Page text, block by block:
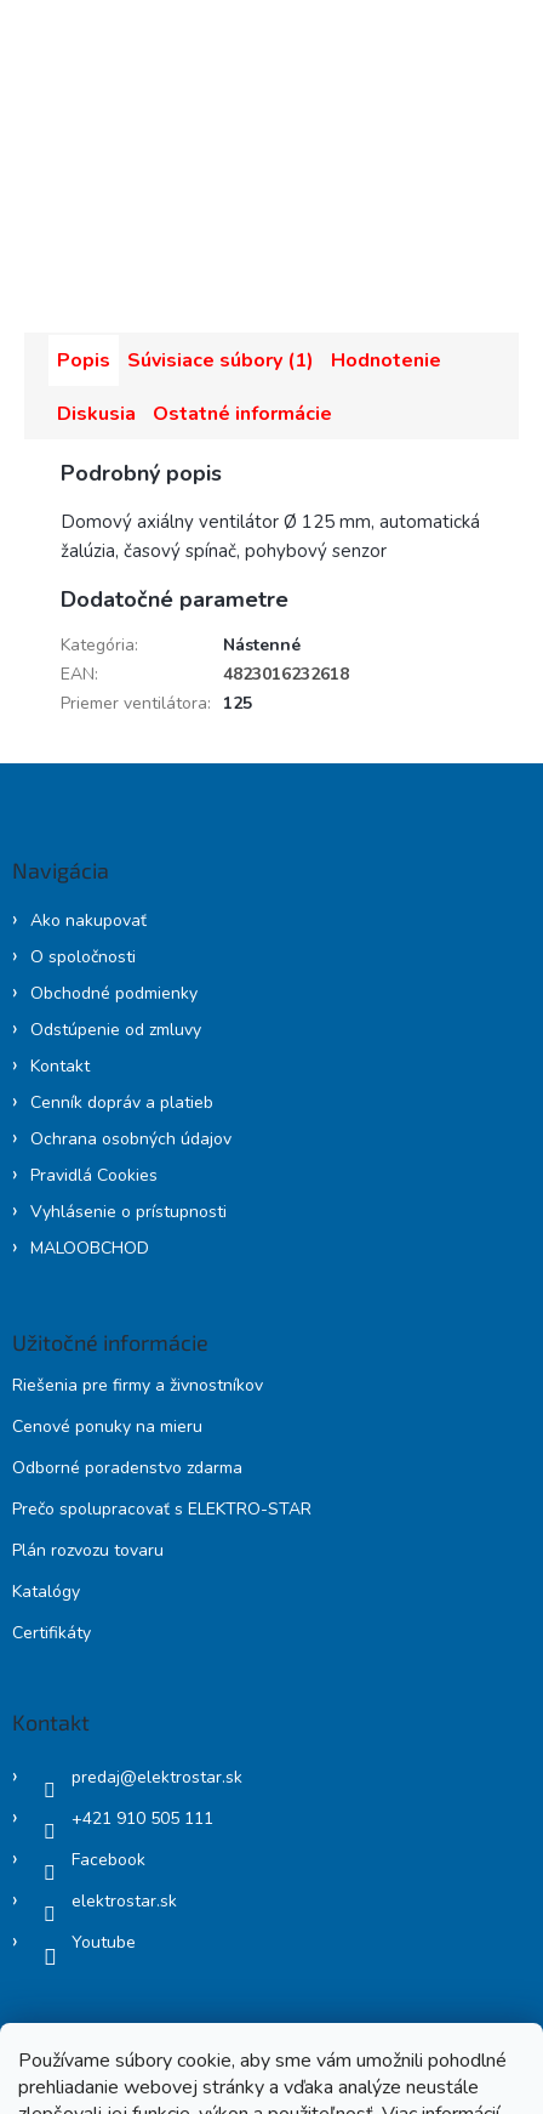
Používame súbory cookie, aby sme vám umožnili pohodlné
prehliadanie webovej stránky a vďaka analýze neustále
Popis Súvisiace súbory (1)
Hodnotenie
Diskusia
Ostatné informácie
Podrobný popis
Domový axiálny ventilátor Ø 125 mm, automatická
žalúzia, časový spínač, pohybový senzor
Dodatočné parametre
Kategória:
Nástenné
EAN:
4823016232618
Priemer ventilátora: 125
Navigácia
Ako nakupovať
O spoločnosti
Obchodné podmienky
Odstúpenie od zmluvy
Kontakt
Cenník dopráv a platieb
Ochrana osobných údajov
Pravidlá Cookies
Vyhlásenie o prístupnosti
MALOOBCHOD
Užitočné informácie
Riešenia pre firmy a živnostníkov
Cenové ponuky na mieru
Odborné poradenstvo zdarma
Prečo spolupracovať s ELEKTRO-STAR
Plán rozvozu tovaru
Katalógy
Certifikáty
Kontakt
predaj@elektrostar.sk
+421 910 505 111
Facebook
elektrostar.sk
Youtube